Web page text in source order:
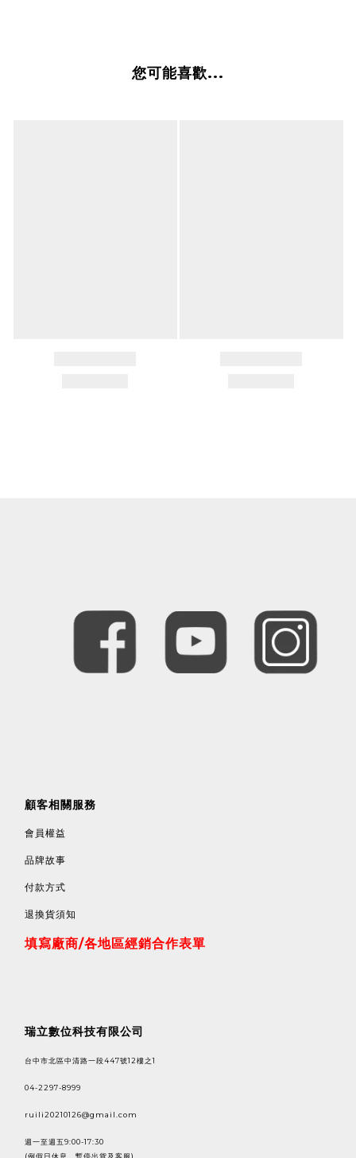
您可能喜歡...
顧客相關服務
會員權益
品牌故事
付款方式
退換貨須知
填寫廠商/各地區經銷合作表單
瑞立數位科技有限公司
台中市北區中清路一段447號12樓之1
04-2297-8999
ruili20210126@gmail.com
週一至週五9:00-17:30
(例假日休息，暫停出貨及客服)